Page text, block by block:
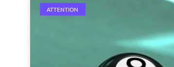
ATTENTION